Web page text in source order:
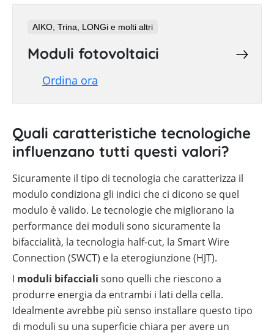
AIKO, Trina, LONGi e molti altri
Moduli fotovoltaici
Ordina ora
Quali caratteristiche tecnologiche
influenzano tutti questi valori?
Sicuramente il tipo di tecnologia che caratterizza il
modulo condiziona gli indici che ci dicono se quel
modulo è valido. Le tecnologie che migliorano la
performance dei moduli sono sicuramente la
bifaccialità, la tecnologia half-cut, la Smart Wire
Connection (SWCT) e la eterogiunzione (HJT).
I moduli bifacciali sono quelli che riescono a
produrre energia da entrambi i lati della cella.
Idealmente avrebbe più senso installare questo tipo
di moduli su una superficie chiara per avere un